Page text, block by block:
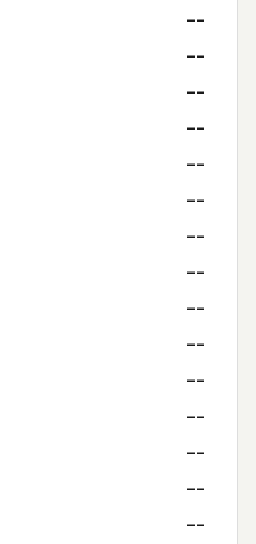
--
--
--
--
--
--
--
--
--
--
--
--
--
--
--